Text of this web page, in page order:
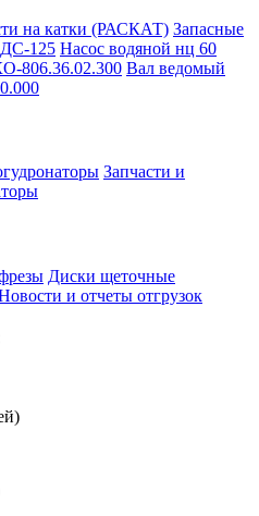
на катки (РАСКАТ) Запасные
125 Насос водяной нц 60
806.36.02.300 Вал ведомый
Запчасти и
Диски щеточные
и отчеты отгрузок